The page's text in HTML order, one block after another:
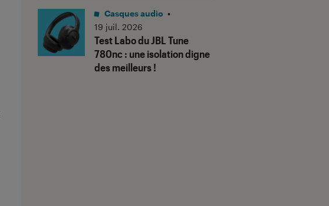
Test Labo du JBL Tune
780nc : une isolation digne
des meilleurs !
Casques audio •
19 juil. 2026